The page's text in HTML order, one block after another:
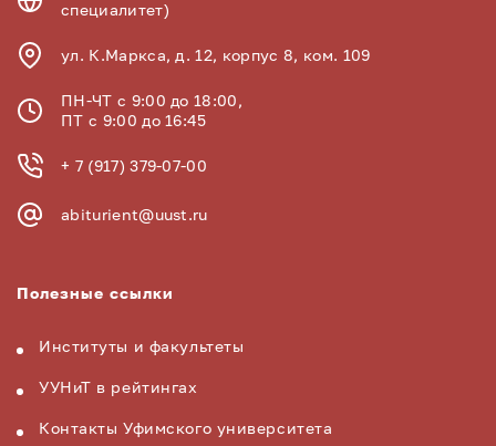
специалитет)
ул. К.Маркса, д. 12, корпус 8, ком. 109
ПН-ЧТ с 9:00 до 18:00,
ПТ с 9:00 до 16:45
+ 7 (917) 379-07-00
abiturient@uust.ru
Полезные ссылки
Институты и факультеты
УУНиТ в рейтингах
Контакты Уфимского университета